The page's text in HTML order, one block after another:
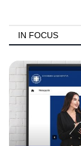
IN FOCUS